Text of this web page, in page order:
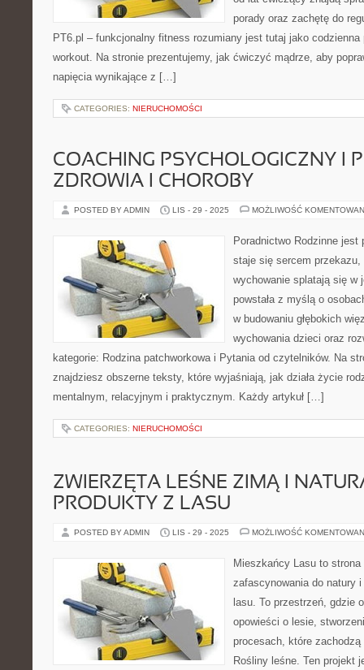
porady oraz zachętę do
PT6.pl – funkcjonalny fitness rozumiany jest tutaj jako
workout. Na stronie prezentujemy, jak ćwiczyć mądrze, aby
napięcia wynikające z […]
CATEGORIES: NIERUCHOMOŚCI
COACHING PSYCHOLOGICZNY I
ZDROWIA I CHOROBY
POSTED BY ADMIN LIS - 29 - 2025 MOŻLIWOŚĆ
Poradnictwo Rodzinne
staje się sercem
wychowanie splatają się w
powstała z myślą o
w budowaniu głębokich
wychowania dzieci oraz
kategorie: Rodzina patchworkowa i Pytania od czytelników. Na
znajdziesz obszerne teksty, które wyjaśniają, jak działa życie
mentalnym, relacyjnym i praktycznym. Każdy artykuł […]
CATEGORIES: NIERUCHOMOŚCI
ZWIERZĘTA LEŚNE ZIMĄ I
PRODUKTY Z LASU
POSTED BY ADMIN LIS - 29 - 2025 MOŻLIWOŚĆ
Mieszkańcy Lasu to
zafascynowania do natury
lasu. To przestrzeń, gdzie
opowieści o lesie,
procesach, które zachodzą
Rośliny leśne. Ten projekt